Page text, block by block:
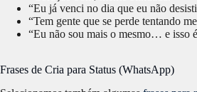
“Eu já venci no dia que eu não
“Tem gente que se perde tentando
“Eu não sou mais o mesmo… e isso
Frases de Cria para Status (WhatsApp)